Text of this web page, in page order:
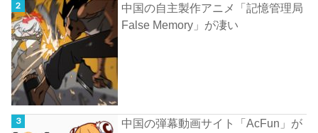
中国の自主製作アニメ「記憶管理局
False Memory」が凄い
中国の弾幕動画サイト「AcFun」が